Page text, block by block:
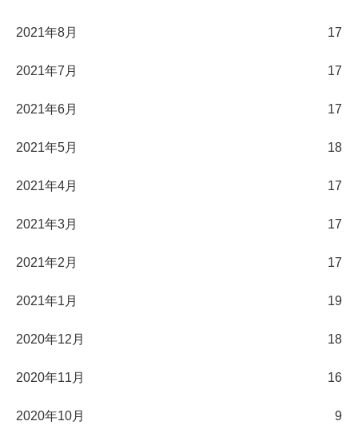
2021年8月 17
2021年7月 17
2021年6月 17
2021年5月 18
2021年4月 17
2021年3月 17
2021年2月 17
2021年1月 19
2020年12月 18
2020年11月 16
2020年10月 9